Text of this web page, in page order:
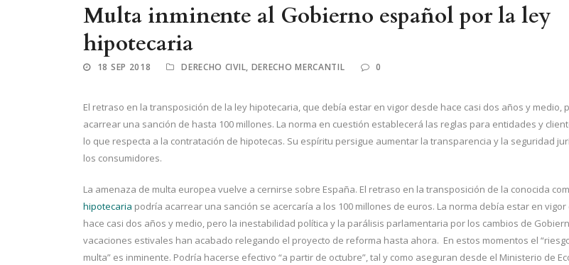
Multa inminente al Gobierno español por la ley
hipotecaria
18 SEP 2018 DERECHO CIVIL, DERECHO MERCANTIL 0
El retraso en la transposición de la ley hipotecaria, que debía estar en vigor desde hace casi dos años y medio,
acarrear una sanción de hasta 100 millones. La norma en cuestión establecerá las reglas para entidades y
lo que respecta a la contratación de hipotecas. Su espíritu persigue aumentar la transparencia y la seguridad
los consumidores.
La amenaza de multa europea vuelve a cernirse sobre España. El retraso en la transposición de la conocida
hipotecaria podría acarrear una sanción se acercaría a los 100 millones de euros. La norma debía estar en vigor
hace casi dos años y medio, pero la inestabilidad política y la parálisis parlamentaria por los cambios de
vacaciones estivales han acabado relegando el proyecto de reforma hasta ahora. En estos momentos el
multa” es inminente. Podría hacerse efectivo “a partir de octubre”, tal y como aseguran desde el Ministerio de